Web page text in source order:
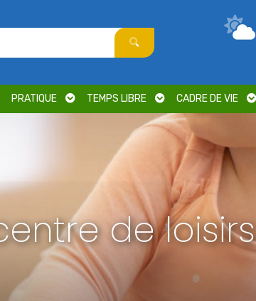
PRATIQUE TEMPS LIBRE CADRE DE VIE
de loisirs